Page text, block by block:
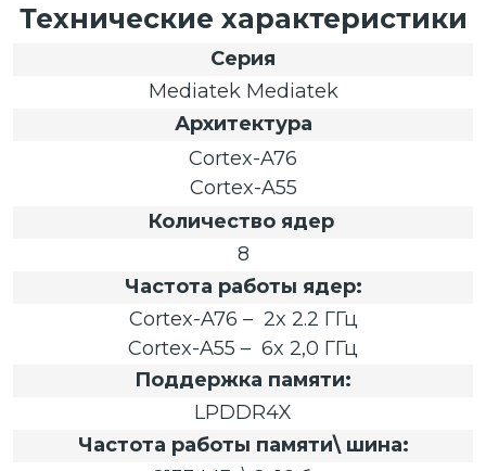
Технические характеристики
Серия
Mediatek Mediatek
Архитектура
Cortex-A76
Cortex-A55
Количество ядер
8
Частота работы ядер:
Cortex-A76 – 2x 2.2 ГГц
Cortex-A55 – 6x 2,0 ГГц
Поддержка памяти:
LPDDR4X
Частота работы памяти\ шина: